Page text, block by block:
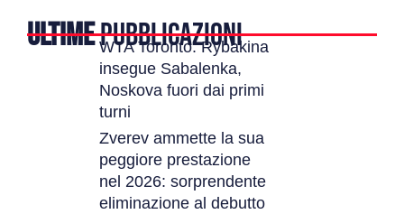
ULTIMEPUBBLICAZIONI
WTA Toronto: Rybakina
insegue Sabalenka,
Noskova fuori dai primi
turni
Zverev ammette la sua
peggiore prestazione
nel 2026: sorprendente
eliminazione al debutto